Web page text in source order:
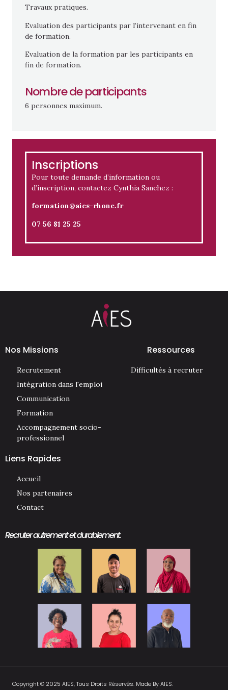
Travaux pratiques.
Evaluation des participants par l’intervenant en fin
de formation.
Evaluation de la formation par les participants en
fin de formation.
Nombre de participants
6 personnes maximum.
Inscriptions
Pour toute demande d’information ou
d’inscription, contactez Cynthia Sanchez :
formation@aies-rhone.fr
07 56 81 25 25
Nos Missions
Recrutement
Intégration dans l'emploi
Communication
Formation
Accompagnement socio-
professionnel
Ressources
Difficultés à recruter
Liens Rapides
Accueil
Nos partenaires
Contact
Recruter autrement et durablement.
Copyright © 2025 AIES, Tous Droits Réservés. Made By AIES.